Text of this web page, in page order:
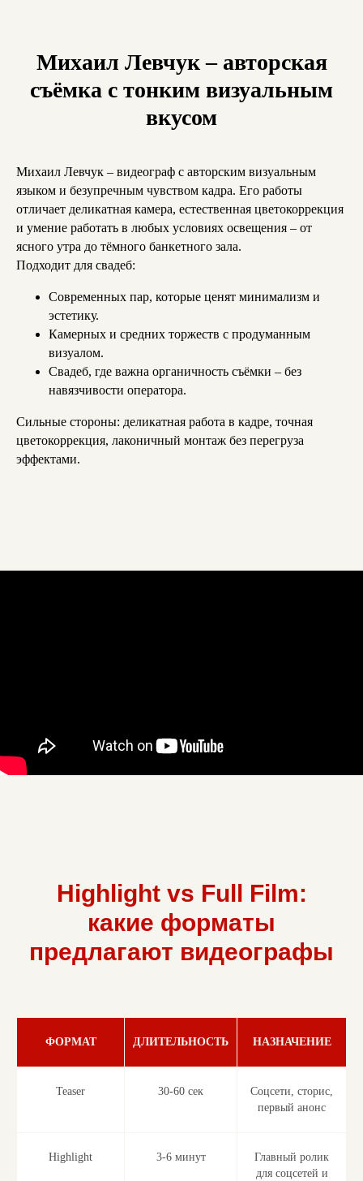
Михаил Левчук – авторская
съёмка с тонким визуальным
вкусом
Михаил Левчук – видеограф с авторским визуальным
языком и безупречным чувством кадра. Его работы
отличает деликатная камера, естественная цветокоррекция
и умение работать в любых условиях освещения – от
ясного утра до тёмного банкетного зала.
Подходит для свадеб:
Современных пар, которые ценят минимализм и
эстетику.
Камерных и средних торжеств с продуманным
визуалом.
Свадеб, где важна органичность съёмки – без
навязчивости оператора.
Сильные стороны: деликатная работа в кадре, точная
цветокоррекция, лаконичный монтаж без перегруза
эффектами.
Highlight vs Full Film:
какие форматы
предлагают видеографы
ФОРМАТ ДЛИТЕЛЬНОСТЬ НАЗНАЧЕНИЕ
Teaser 30-60 сек
Соцсети, сторис,
первый анонс
Highlight 3-6 минут
Главный ролик
для соцсетей и